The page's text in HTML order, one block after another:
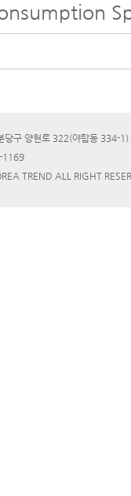
구 양현로 322(야탑동 334-
1169
TREND ALL RIGHT